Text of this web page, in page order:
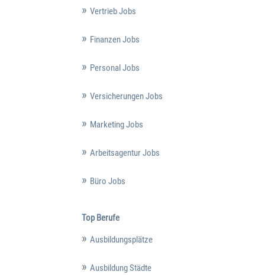
Vertrieb Jobs
Finanzen Jobs
Personal Jobs
Versicherungen Jobs
Marketing Jobs
Arbeitsagentur Jobs
Büro Jobs
Top Berufe
Ausbildungsplätze
Ausbildung Städte